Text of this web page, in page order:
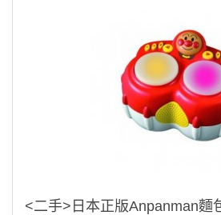
<二手>日本正版Anpanman麵